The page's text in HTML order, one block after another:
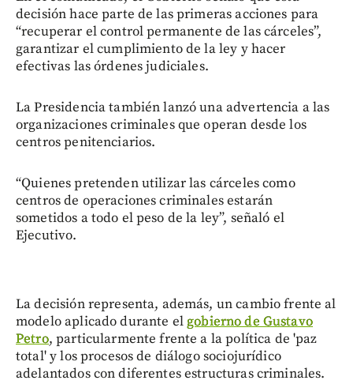
decisión hace parte de las primeras acciones para
“recuperar el control permanente de las cárceles”,
garantizar el cumplimiento de la ley y hacer
efectivas las órdenes judiciales.
La Presidencia también lanzó una advertencia a las
organizaciones criminales que operan desde los
centros penitenciarios.
“Quienes pretenden utilizar las cárceles como
centros de operaciones criminales estarán
sometidos a todo el peso de la ley”, señaló el
Ejecutivo.
La decisión representa, además, un cambio frente al
modelo aplicado durante el gobierno de Gustavo
Petro, particularmente frente a la política de 'paz
total' y los procesos de diálogo sociojurídico
adelantados con diferentes estructuras criminales.